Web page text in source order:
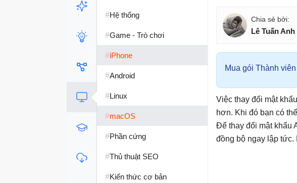
Lê Tuấn Anh
Mua gói Thành
Việc thay đổi mật
hơn. Khi đó bạn có
Để thay đổi mật khẩu
đồng bộ ngay lập
#Hệ thống
#Game - Trò chơi
#iPhone
#Android
#Linux
#macOS
#Phần cứng
#Thủ thuật SEO
#Kiến thức cơ bản